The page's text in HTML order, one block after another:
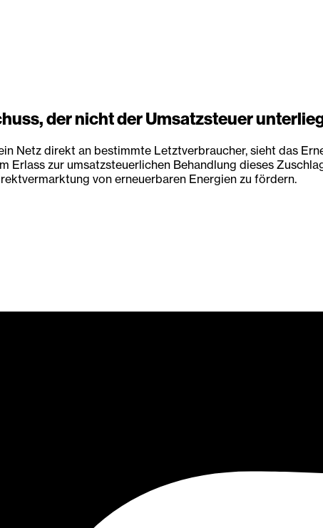
der nicht der Umsatzsteuer
Netz direkt an bestimmte Letztverbraucher, sieht das
zur umsatzsteuerlichen Behandlung dieses
von erneuerbaren Energien zu fördern.